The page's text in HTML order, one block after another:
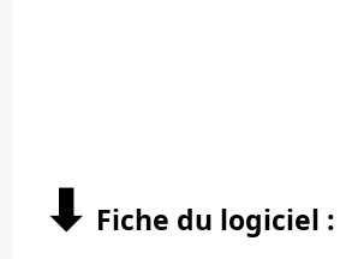
⬇︎ Fiche du logiciel :